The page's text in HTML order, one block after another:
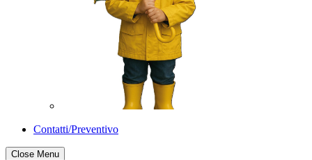
Contatti/Preventivo
Close Menu